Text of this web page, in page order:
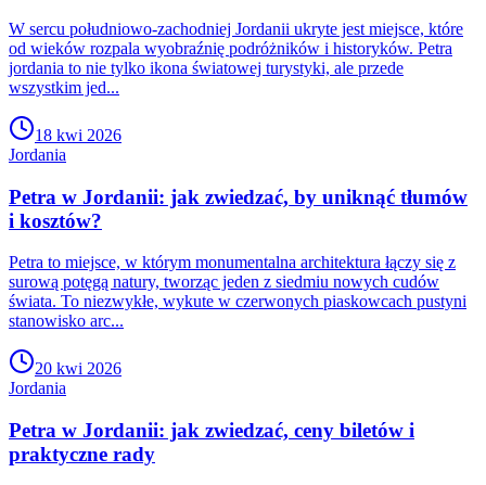
W sercu południowo-zachodniej Jordanii ukryte jest miejsce, które
od wieków rozpala wyobraźnię podróżników i historyków. Petra
jordania to nie tylko ikona światowej turystyki, ale przede
wszystkim jed...
18 kwi 2026
Jordania
Petra w Jordanii: jak zwiedzać, by uniknąć tłumów
i kosztów?
Petra to miejsce, w którym monumentalna architektura łączy się z
surową potęgą natury, tworząc jeden z siedmiu nowych cudów
świata. To niezwykłe, wykute w czerwonych piaskowcach pustyni
stanowisko arc...
20 kwi 2026
Jordania
Petra w Jordanii: jak zwiedzać, ceny biletów i
praktyczne rady